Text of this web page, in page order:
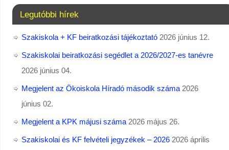
Legutóbbi hírek
Szakiskola + KF beiratkozási tájékoztató 2026 június 12.
Szakiskolai beiratkozási segédlet a 2026/2027-es tanévre
2026 június 04.
Megjelent az Ökoiskola Híradó második száma 2026
június 02.
Megjelent a KPK májusi száma 2026 május 26.
Szakiskolai és KF felvételi jegyzékek – 2026 2026 április